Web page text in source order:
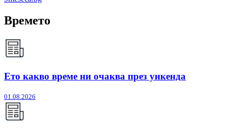
Времето
Ето какво време ни очаква през уикенда
01.08.2026